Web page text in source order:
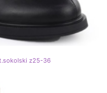
z25-36